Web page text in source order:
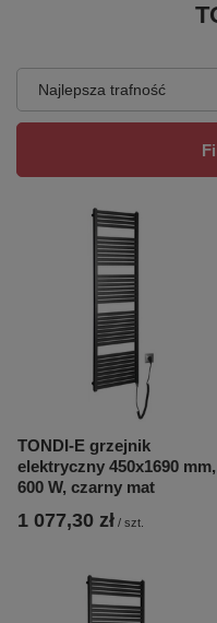
Najlepsza trafność
TONDI-E grzejnik
elektryczny 450x1690 mm,
600 W, czarny mat
1 077,30 zł / szt.